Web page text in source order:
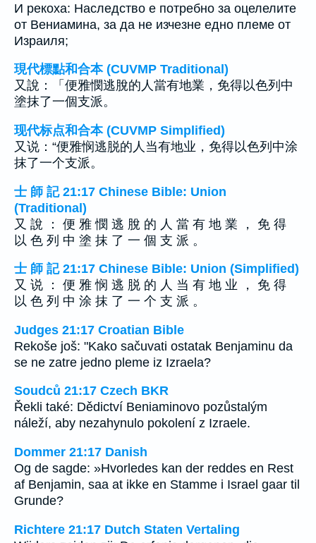
И рекоха: Наследство е потребно за оцелелите
от Вениамина, за да не изчезне едно племе от
Израиля;
現代標點和合本 (CUVMP Traditional)
又說：「便雅憫逃脫的人當有地業，免得以色列中
塗抹了一個支派。
现代标点和合本 (CUVMP Simplified)
又说：“便雅悯逃脱的人当有地业，免得以色列中涂
抹了一个支派。
士 師 記 21:17 Chinese Bible: Union
(Traditional)
又 說 ： 便 雅 憫 逃 脫 的 人 當 有 地 業 ， 免 得
以 色 列 中 塗 抹 了 一 個 支 派 。
士 師 記 21:17 Chinese Bible: Union (Simplified)
又 说 ： 便 雅 悯 逃 脱 的 人 当 有 地 业 ， 免 得
以 色 列 中 涂 抹 了 一 个 支 派 。
Judges 21:17 Croatian Bible
Rekoše još: "Kako sačuvati ostatak Benjaminu da
se ne zatre jedno pleme iz Izraela?
Soudců 21:17 Czech BKR
Řekli také: Dědictví Beniaminovo pozůstalým
náleží, aby nezahynulo pokolení z Izraele.
Dommer 21:17 Danish
Og de sagde: »Hvorledes kan der reddes en Rest
af Benjamin, saa at ikke en Stamme i Israel gaar til
Grunde?
Richtere 21:17 Dutch Staten Vertaling